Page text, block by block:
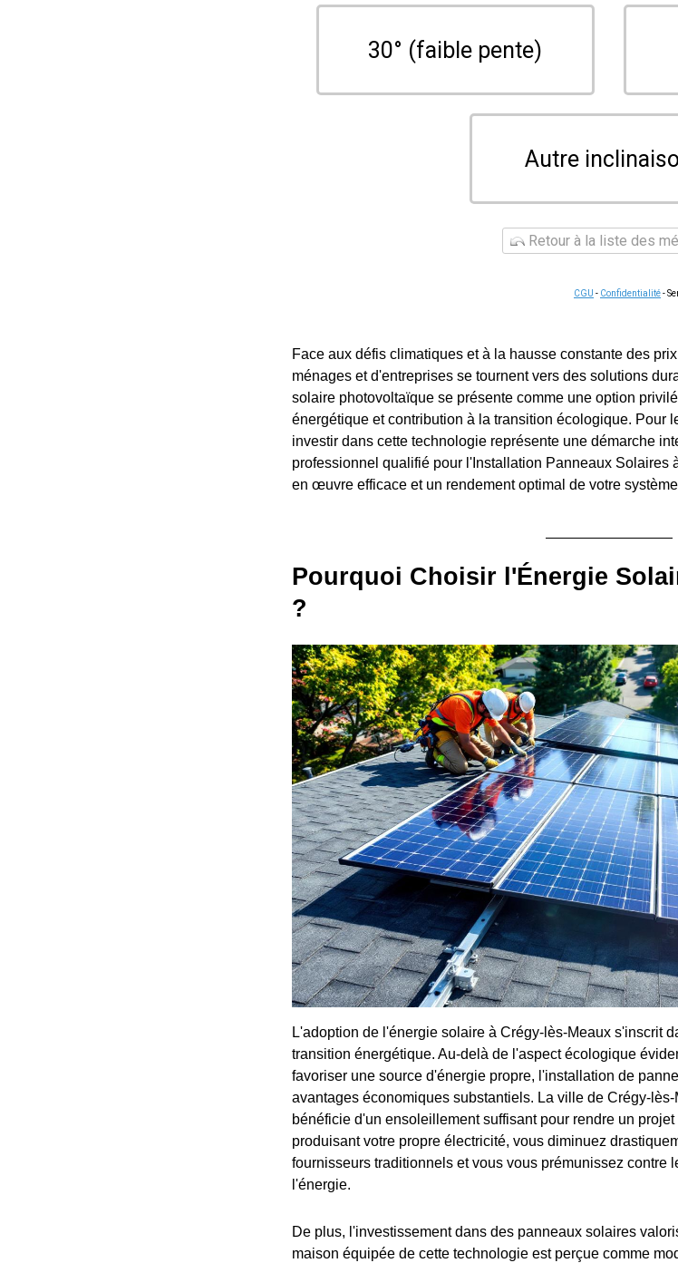
30° (faible pente)
Autre
Retour à la liste des
CGU - Confidentialité-
Face aux défis climatiques et à la hausse constante des
ménages et d'entreprises se tournent vers des solutions
solaire photovoltaïque se présente comme une option
énergétique et contribution à la transition écologique. Pour
investir dans cette technologie représente une démarche
professionnel qualifié pour l'Installation Panneaux Solaires
en œuvre efficace et un rendement optimal de votre
Pourquoi Choisir l'Énergie
?
L'adoption de l'énergie solaire à Crégy-lès-Meaux s'inscrit
transition énergétique. Au-delà de l'aspect écologique
favoriser une source d'énergie propre, l'installation de
avantages économiques substantiels. La ville de Crégy-
bénéficie d'un ensoleillement suffisant pour rendre un
produisant votre propre électricité, vous diminuez
fournisseurs traditionnels et vous vous prémunissez contre
l'énergie.
De plus, l'investissement dans des panneaux solaires
maison équipée de cette technologie est perçue comme